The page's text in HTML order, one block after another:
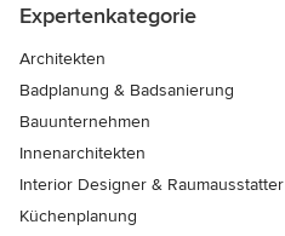
Expertenkategorie
Architekten
Badplanung & Badsanierung
Bauunternehmen
Innenarchitekten
Interior Designer & Raumausstatter
Küchenplanung